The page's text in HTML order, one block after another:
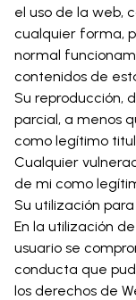
el uso de la web,
cualquier forma,
normal
contenidos de
Su reproducción,
parcial, a menos
como legítimo
Cualquier
de mi como
Su utilización
En la utilización
usuario se
conducta que
los derechos de